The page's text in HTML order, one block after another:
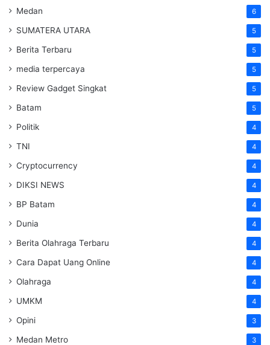
Medan 6
SUMATERA UTARA 5
Berita Terbaru 5
media terpercaya 5
Review Gadget Singkat 5
Batam 5
Politik 4
TNI 4
Cryptocurrency 4
DIKSI NEWS 4
BP Batam 4
Dunia 4
Berita Olahraga Terbaru 4
Cara Dapat Uang Online 4
Olahraga 4
UMKM 4
Opini 3
Medan Metro 3